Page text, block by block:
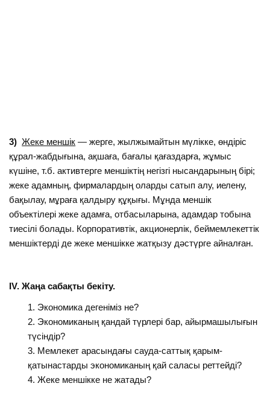
3)Жеке меншік — жерге, жылжымайтын мүлікке, өндіріс
құрал-жабдығына, ақшаға, бағалы қағаздарға, жұмыс
күшіне, т.б. активтерге меншіктің негізгі нысандарының бірі;
жеке адамның, фирмалардың оларды сатып алу, иелену,
бақылау, мұраға қалдыру құқығы. Мұнда меншік
объектілері жеке адамға, отбасыларына, адамдар тобына
тиесілі болады. Корпоративтік, акционерлік, беймемлекеттік
меншіктерді де жеке меншікке жатқызу дәстүрге айналған.
ІV. Жаңа сабақты бекіту.
Экономика дегеніміз не?
Экономиканың қандай түрлері бар, айырмашылығын
түсіндір?
Мемлекет арасындағы сауда-саттық қарым-
қатынастарды экономиканың қай саласы реттейді?
Жеке меншікке не жатады?